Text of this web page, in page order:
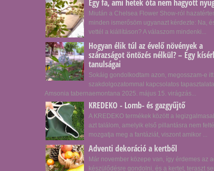
Egy fa, ami hetek óta nem hagyott
Miután a Chelsea Flower Show-ról
minden ismerősöm ugyanazt kérdezte: Na,
vettél a kiállításon? A válaszom mindenki...
Hogyan élik túl az évelő növények a
szárazságot öntözés nélkül? – Egy
tanulságai
Sokáig gondolkodtam azon, megosszam-e itt
szakdolgozatommal kapcsolatos
Amsonia tabernaemontana 2025. május 15. virágzás...
KREDEKO - Lomb- és gazgyűjtő
A KREDEKO termékek között a
azt találom, amelyik első pillantásra nem
mozgatja meg a fantáziát, viszont amikor ...
Adventi dekoráció a kertből
Már november közepe van, így érdemes az
készülődésre gondolni, és a kertet, teraszt